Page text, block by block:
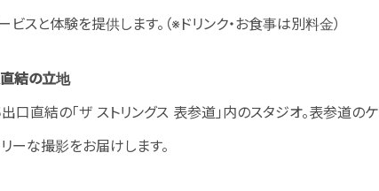
スと体験を提供します。（※ドリンク・お食事は別料金）
結の立地
口直結の「ザ ストリングス 表参道」内のスタジオ。表参道
ーな撮影をお届けします。